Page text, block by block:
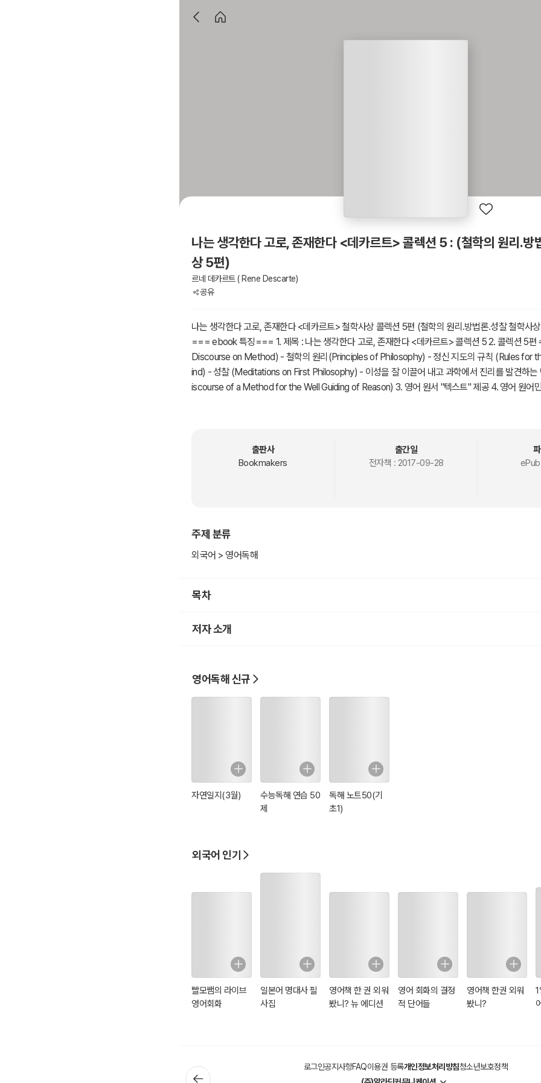
나는 생각한다 고로, 존재한다 <데카르트> 콜렉션 5 : (철학의 원리.방
상 5편)
르네 데카르트 ( Rene Descarte)
공유
나는 생각한다 고로, 존재한다 <데카르트> 철학사상 콜렉션 5편 (철학의 원리.방법론.성찰 철학사
=== ebook 특징=== 1. 제목 : 나는 생각한다 고로, 존재한다 <데카르트> 콜렉션 5 2. 콜렉션 5편
Discourse on Method) - 철학의 원리(Principles of Philosophy) - 정신 지도의 규칙 (Rules for
ind) - 성찰 (Meditations on First Philosophy) - 이성을 잘 이끌어 내고 과학에서 진리를 발견하는
iscourse of a Method for the Well Guiding of Reason) 3. 영어 원서 "텍스트" 제공 4. 영어 원어
는 합리론의 대표주자이며 본인의 대표 저서 《방법서설》에서 ‘나는 생각한다, 고로 존재한다
사상의 '자율적이고 합리적인 주체'의 근본 원리를 처음으로 확립한 것으로 유명하다. 1606년 예수
학을 체계적으로 정리하여 라틴어로 《철학 원리》를 출판한다. 그 후 그는 여러 사람과 편지로 자기
보헤미아의 왕 프리드리히의 딸 팔츠의 엘리자베스에게 최고선에 관한 자기 생각들을 편지로 보낸
고 있습니다. 2) 작품 원서 TEXT와 함께 Audio MP3로 실시간 스트리밍 음성 제공 3) PC에서 다운
하실 수 있습니다. # 구매 시 유의 사항 - 오디오북 음성은 서비스 제공 업체(https://librivox.org) 사
출판사
Bookmakers
출간일
전자책 : 2017-09-28
주제 분류
외국어 > 영어독해
목차
저자 소개
영어독해 신규
자연일지(3월)
수능독해 연습 50
제
독해 노트50(기
초1)
외국어 인기
빨모쌤의 라이브
영어회화
일본어 명대사 필
사집
영어책 한 권 외워
봤니? 뉴 에디션
영어 회화의 결정
적 단어들
영어책 한권 외워
봤니?
로그인공지사항FAQ이용권 등록개인정보처리방침청소년보호정책